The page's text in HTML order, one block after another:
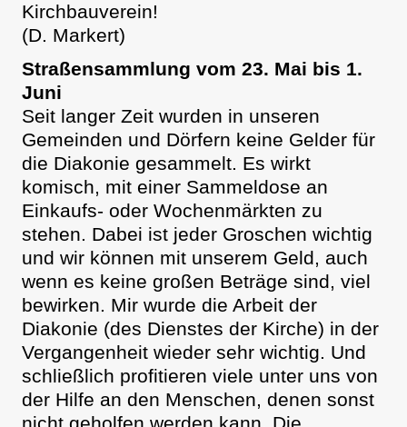
Kirchbauverein!
(D. Markert)
Straßensammlung vom 23. Mai bis 1.
Juni
Seit langer Zeit wurden in unseren
Gemeinden und Dörfern keine Gelder für
die Diakonie gesammelt. Es wirkt
komisch, mit einer Sammeldose an
Einkaufs- oder Wochenmärkten zu
stehen. Dabei ist jeder Groschen wichtig
und wir können mit unserem Geld, auch
wenn es keine großen Beträge sind, viel
bewirken. Mir wurde die Arbeit der
Diakonie (des Dienstes der Kirche) in der
Vergangenheit wieder sehr wichtig. Und
schließlich profitieren viele unter uns von
der Hilfe an den Menschen, denen sonst